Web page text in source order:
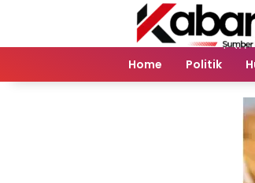
Home
Politik